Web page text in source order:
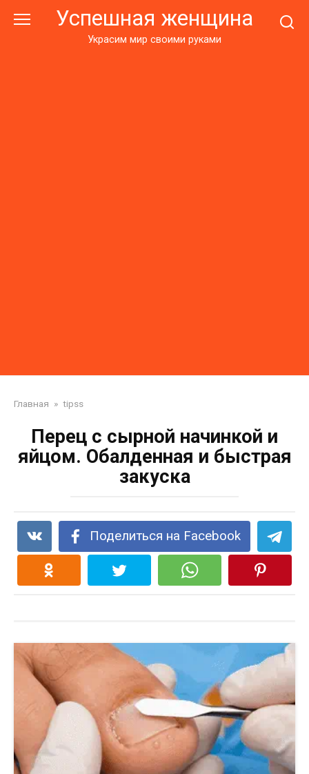
Успешная женщина
Украсим мир своими руками
Главная » tipss
Перец с сырной начинкой и
яйцом. Обалденная и быстрая
закуска
Поделиться на Facebook